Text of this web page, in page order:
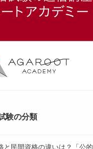
験の分類
と民間資格の違いは？「公的